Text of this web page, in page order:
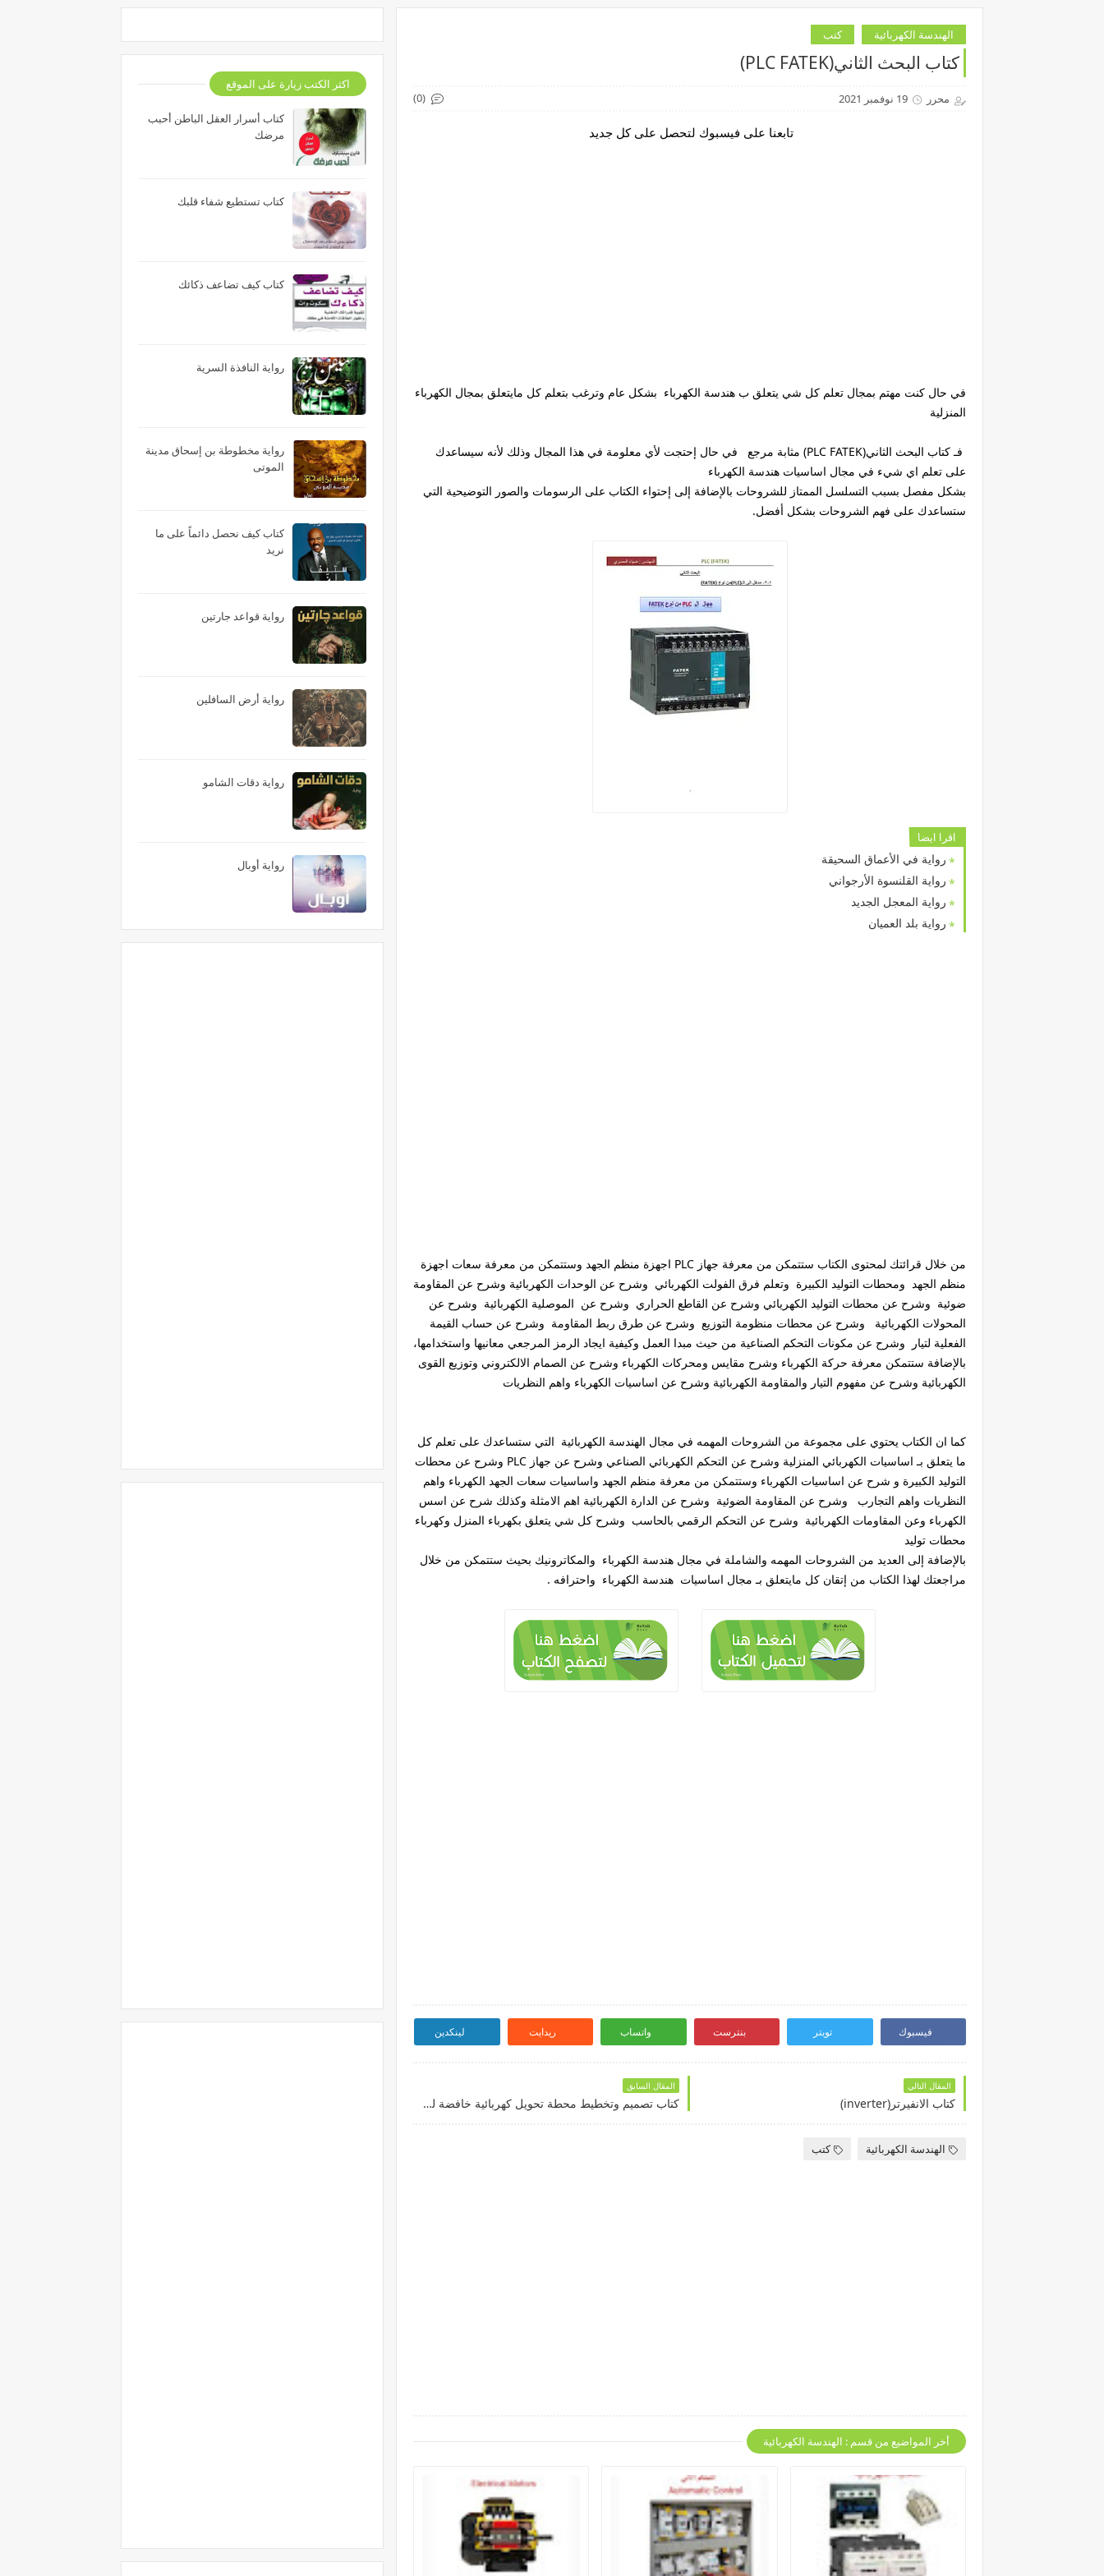
الهندسة الكهربائية كتب
كتاب البحث الثاني(PLC FATEK)
محرر 19 نوفمبر 2021 (0)
تابعنا على فيسبوك لتحصل على كل جديد
في حال كنت مهتم بمجال تعلم كل شي يتعلق ب هندسة الكهرباء بشكل عام وترغب بتعلم كل مايتعلق بمجال الكهرباء
المنزلية
فـ كتاب البحث الثاني(PLC FATEK) مثابة مرجع في حال إحتجت لأي معلومة في هذا المجال وذلك لأنه سيساعدك
على تعلم اي شيء في مجال اساسيات هندسة الكهرباء
بشكل مفصل بسبب التسلسل الممتاز للشروحات بالإضافة إلى إحتواء الكتاب على الرسومات والصور التوضيحية التي
ستساعدك على فهم الشروحات بشكل أفضل.
اقرا ايضا
رواية في الأعماق السحيقة
رواية القلنسوة الأرجواني
رواية المعجل الجديد
رواية بلد العميان
من خلال قرائتك لمحتوى الكتاب ستتمكن من معرفة جهاز PLC اجهزة منظم الجهد وستتمكن من معرفة سعات اجهزة
منظم الجهد ومحطات التوليد الكبيرة وتعلم فرق الفولت الكهربائي وشرح عن الوحدات الكهربائية وشرح عن المقاومة
ضوئية وشرح عن محطات التوليد الكهريائي وشرح عن القاطع الحراري وشرح عن الموصلية الكهربائية وشرح عن
المحولات الكهربائية وشرح عن محطات منظومة التوزيع وشرح عن طرق ربط المقاومة وشرح عن حساب القيمة
الفعلية لتيار وشرح عن مكونات التحكم الصناعية من حيث مبدا العمل وكيفية ايجاد الرمز المرجعي معانيها واستخدامها،
بالإضافة ستتمكن معرفة حركة الكهرباء وشرح مقايس ومحركات الكهرباء وشرح عن الصمام الالكتروني وتوزيع القوى
الكهربائية وشرح عن مفهوم التيار والمقاومة الكهربائية وشرح عن اساسيات الكهرباء واهم النظريات
كما ان الكتاب يحتوي على مجموعة من الشروحات المهمه في مجال الهندسة الكهربائية التي ستساعدك على تعلم كل
ما يتعلق بـ اساسيات الكهربائي المنزلية وشرح عن التحكم الكهربائي الصناعي وشرح عن جهاز PLC وشرح عن محطات
التوليد الكبيرة و شرح عن اساسيات الكهرباء وستتمكن من معرفة منظم الجهد واساسيات سعات الجهد الكهرباء واهم
النظريات واهم التجارب وشرح عن المقاومة الضوئية وشرح عن الدارة الكهربائية اهم الامثلة وكذلك شرح عن اسس
الكهرباء وعن المقاومات الكهربائية وشرح عن التحكم الرقمي بالحاسب وشرح كل شي يتعلق بكهرباء المنزل وكهرباء
محطات توليد
بالإضافة إلى العديد من الشروحات المهمه والشاملة في مجال هندسة الكهرباء والمكاترونيك بحيث ستتمكن من خلال
مراجعتك لهذا الكتاب من إتقان كل مايتعلق بـ مجال اساسيات هندسة الكهرباء واحترافه .
فيسبوك تويتر بنترست واتساب ريدايت لينكدين
المقال التالي
كتاب الانفيرتر(inverter)
المقال السابق
كتاب تصميم وتخطيط محطة تحويل كهربائية خافضة للتوتر
الهندسة الكهربائية كتب
أخر المواضيع من قسم : الهندسة الكهربائية
اكثر الكتب زيارة على الموقع
كتاب أسرار العقل الباطن أحبب
مرضك
كتاب تستطيع شفاء قلبك
كتاب كيف تضاعف ذكائك
رواية النافذة السرية
رواية مخطوطة بن إسحاق مدينة
الموتى
كتاب كيف نحصل دائماً على ما
نريد
رواية قواعد جارتين
رواية أرض السافلين
رواية دقات الشامو
رواية أوبال